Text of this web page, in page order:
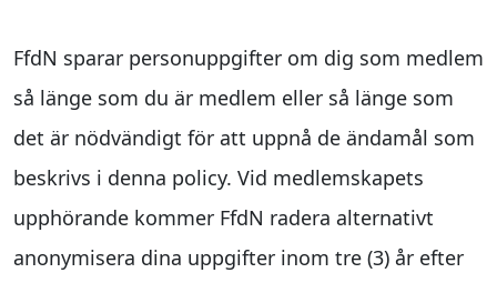
FfdN sparar personuppgifter om dig som medlem
så länge som du är medlem eller så länge som
det är nödvändigt för att uppnå de ändamål som
beskrivs i denna policy. Vid medlemskapets
upphörande kommer FfdN radera alternativt
anonymisera dina uppgifter inom tre (3) år efter